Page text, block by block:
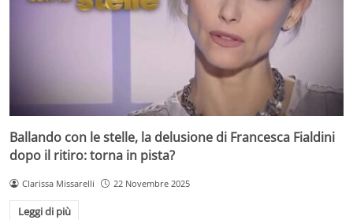
Ballando con le stelle, la delusione di Francesca Fialdini
dopo il ritiro: torna in pista?
Clarissa Missarelli 22 Novembre 2025
Leggi di più